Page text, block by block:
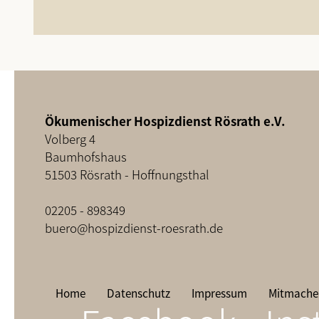
Ökumenischer Hospizdienst Rösrath e.V.
Volberg 4
Baumhofshaus
51503 Rösrath - Hoffnungsthal
02205 - 898349
buero@hospizdienst-roesrath.de
Home Datenschutz Impressum